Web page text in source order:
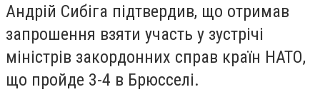
Андрій Сибіга підтвердив, що отримав
запрошення взяти участь у зустрічі
міністрів закордонних справ країн НАТО,
що пройде 3-4 в Брюсселі.